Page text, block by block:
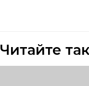
Читайте